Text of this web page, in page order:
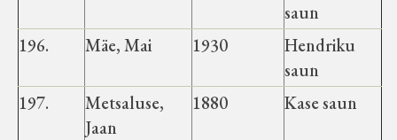
saun
196.
Mäe, Mai 1930
Hendriku
saun
197.
Metsaluse,
Jaan
1880 Kase saun